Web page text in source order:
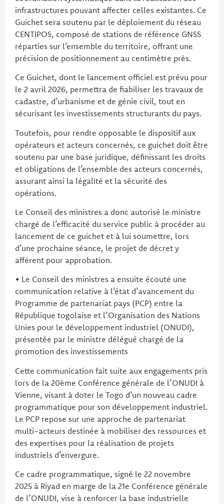
infrastructures pouvant affecter celles existantes. Ce
Guichet sera soutenu par le déploiement du réseau
CENTIPOS, composé de stations de référence GNSS
réparties sur l’ensemble du territoire, offrant une
précision de positionnement au centimètre près.
Ce Guichet, dont le lancement officiel est prévu pour
le 2 avril 2026, permettra de fiabiliser les travaux de
cadastre, d’urbanisme et de génie civil, tout en
sécurisant les investissements structurants du pays.
Toutefois, pour rendre opposable le dispositif aux
opérateurs et acteurs concernés, ce guichet doit être
soutenu par une base juridique, définissant les droits
et obligations de l’ensemble des acteurs concernés,
assurant ainsi la légalité et la sécurité des
opérations.
Le Conseil des ministres a donc autorisé le ministre
chargé de l’efficacité du service public à procéder au
lancement de ce guichet et à lui soumettre, lors
d’une prochaine séance, le projet de décret y
afférent pour approbation.
• Le Conseil des ministres a ensuite écouté une
communication relative à l’état d’avancement du
Programme de partenariat pays (PCP) entre la
République togolaise et l’Organisation des Nations
Unies pour le développement industriel (ONUDI),
présentée par le ministre délégué chargé de la
promotion des investissements
Cette communication fait suite aux engagements pris
lors de la 20ème Conférence générale de l’ONUDI à
Vienne, visant à doter le Togo d’un nouveau cadre
programmatique pour son développement industriel.
Le PCP repose sur une approche de partenariat
multi-acteurs destinée à mobiliser des ressources et
des expertises pour la réalisation de projets
industriels d’envergure.
Ce cadre programmatique, signé le 22 novembre
2025 à Riyad en marge de la 21e Conférence générale
de l’ONUDI, vise à renforcer la base industrielle